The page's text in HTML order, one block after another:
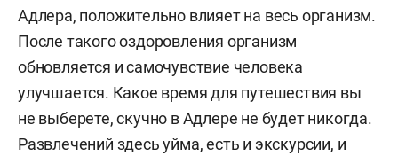
Адлера, положительно влияет на весь организм.
После такого оздоровления организм
обновляется и самочувствие человека
улучшается. Какое время для путешествия вы
не выберете, скучно в Адлере не будет никогда.
Развлечений здесь уйма, есть и экскурсии, и